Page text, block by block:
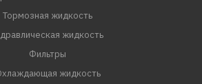
при отрицательных
материалами.
Тормозная жидкость
жидкость
Фильтры
жидкость